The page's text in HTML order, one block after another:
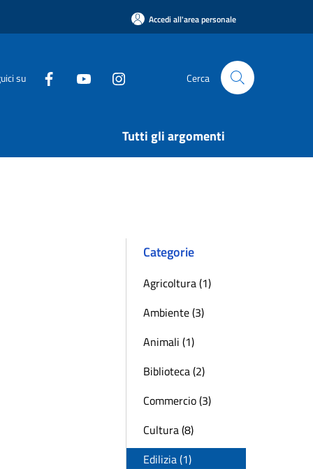
Accedi all'area personale
su Cerca
Tutti gli argomenti
Categorie
Agricoltura (1)
Ambiente (3)
Animali (1)
Biblioteca (2)
Commercio (3)
Cultura (8)
Edilizia (1)